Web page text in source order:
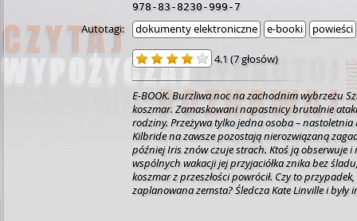
978-83-8230-999-7
Autotagi: dokumenty elektroniczne e-booki powieści
4.1 (7 głosów)
E-BOOK. Burzliwa noc na zachodnim wybrzeżu
koszmar. Zamaskowani napastnicy brutalnie
rodziny. Przeżywa tylko jedna osoba –
Kilbride na zawsze pozostają nierozwiązaną
później Iris znów czuje strach. Ktoś ją obserwuje i
wspólnych wakacji jej przyjaciółka znika bez
koszmar z przeszłości powrócił. Czy to
zaplanowana zemsta? Śledcza Kate Linville i były